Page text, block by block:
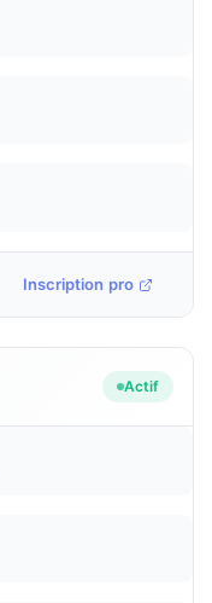
Inscription pro
Actif